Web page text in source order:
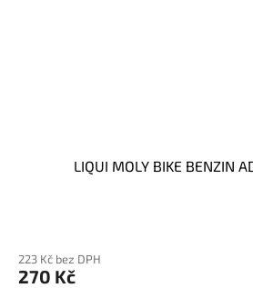
LIQUI MOLY BIKE BENZIN
223 Kč bez DPH
270 Kč